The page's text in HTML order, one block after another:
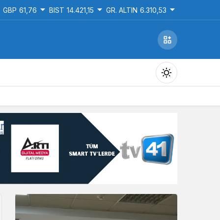
GBP 61,76 BIST 14.421,15 GR. ALTIN 6.310,53
Gündüz Modu
Gündüz modunu seçin.
Gece modunu seçin.